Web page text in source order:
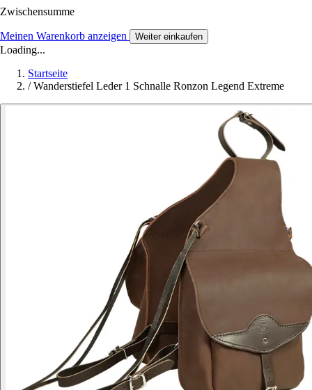
Zwischensumme
Meinen Warenkorb anzeigen Weiter einkaufen
Loading...
Startseite
/ Wanderstiefel Leder 1 Schnalle Ronzon Legend Extreme